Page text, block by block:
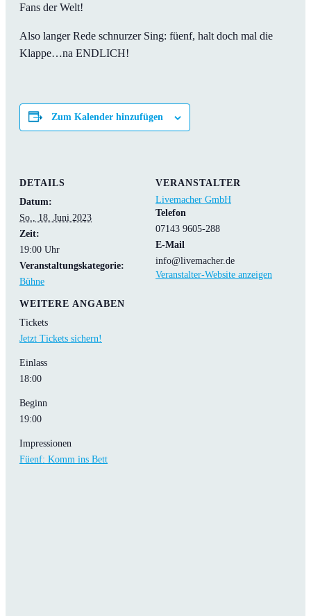
Fans der Welt!
Also langer Rede schnurzer Sing: füenf, halt doch mal die
Klappe…na ENDLICH!
Zum Kalender hinzufügen
DETAILS
Datum:
So., 18. Juni 2023
Zeit:
19:00 Uhr
Veranstaltungskategorie:
Bühne
VERANSTALTER
Livemacher GmbH
Telefon
07143 9605-288
E-Mail
info@livemacher.de
Veranstalter-Website anzeigen
WEITERE ANGABEN
Tickets
Jetzt Tickets sichern!
Einlass
18:00
Beginn
19:00
Impressionen
Füenf: Komm ins Bett